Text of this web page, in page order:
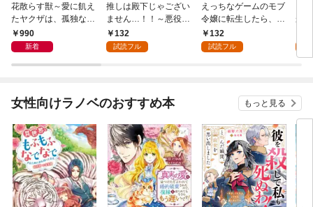
花散らす獣～愛に飢え
たヤクザは、孤独な私
をかき乱す～
990
新着
推しは殿下じゃござい
ません…！！～悪役令
嬢、甘攻め溺愛ルート
に突入しました！？～
132
試読フル
えっちなゲームのモブ
令嬢に転生したら、絶
倫騎士隊長様からトン
デモ溺愛されてま
132
試読フル
か
了
１
女性向けラノベのおすすめ本 もっと見る